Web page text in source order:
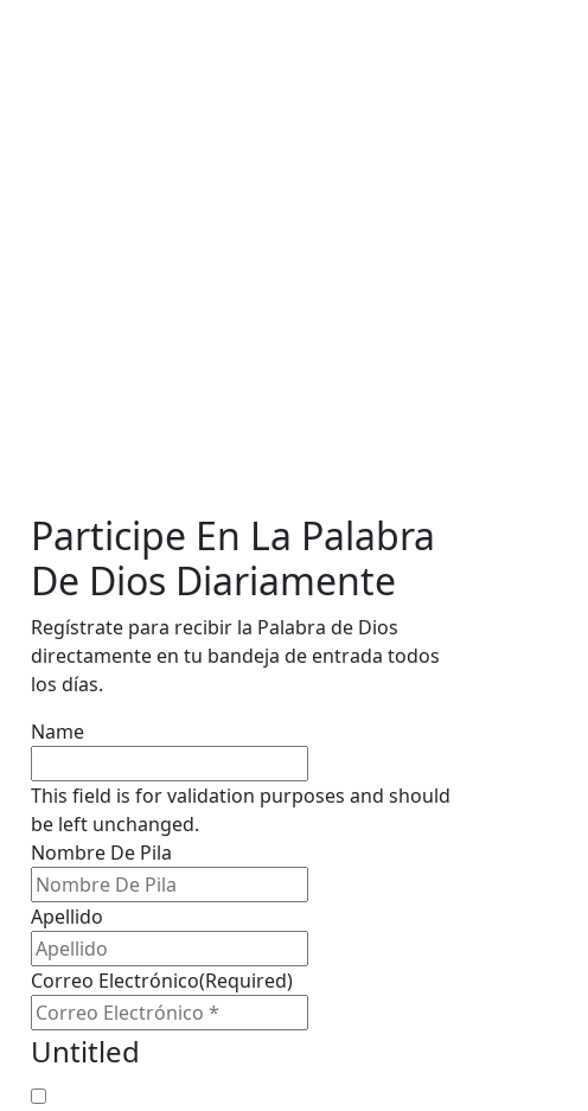
Participe En La Palabra
De Dios Diariamente
Regístrate para recibir la Palabra de Dios
directamente en tu bandeja de entrada todos
los días.
Name
This field is for validation purposes and should
be left unchanged.
Nombre De Pila
Apellido
Correo Electrónico(Required)
Untitled